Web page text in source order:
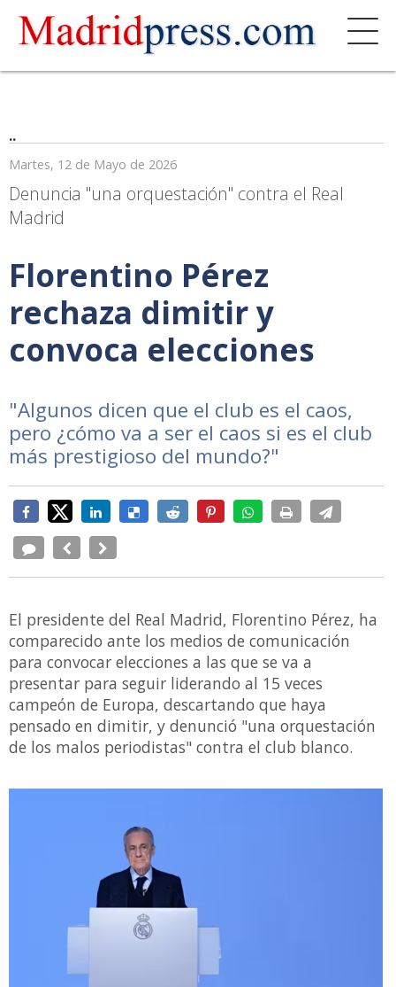
..
Martes, 12 de Mayo de 2026
Denuncia "una orquestación" contra el Real
Madrid
Florentino Pérez
rechaza dimitir y
convoca elecciones
"Algunos dicen que el club es el caos,
pero ¿cómo va a ser el caos si es el club
más prestigioso del mundo?"
El presidente del Real Madrid, Florentino Pérez, ha
comparecido ante los medios de comunicación
para convocar elecciones a las que se va a
presentar para seguir liderando al 15 veces
campeón de Europa, descartando que haya
pensado en dimitir, y denunció "una orquestación
de los malos periodistas" contra el club blanco.